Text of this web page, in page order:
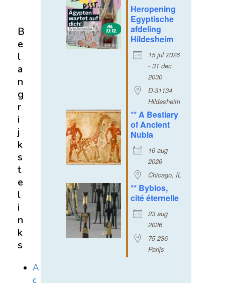
Heropening
Egyptische
afdeling
Hildesheim
15 jul 2026
- 31 dec
2030
D-31134
Hildesheim
** A Bestiary
of Ancient
Nubia
16 aug
2026
Chicago, IL
** Byblos,
cité éternelle
23 aug
2026
75 236
Parijs
B
e
l
a
n
g
r
i
j
k
s
t
e
l
i
n
k
s
A
c